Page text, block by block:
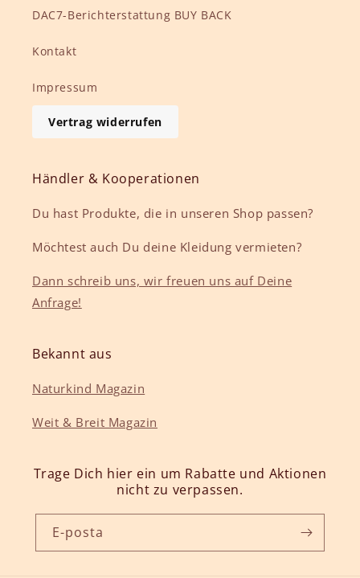
DAC7-Berichterstattung BUY BACK
Kontakt
Impressum
Vertrag widerrufen
Händler & Kooperationen
Du hast Produkte, die in unseren Shop passen?
Möchtest auch Du deine Kleidung vermieten?
Dann schreib uns, wir freuen uns auf Deine
Anfrage!
Bekannt aus
Naturkind Magazin
Weit & Breit Magazin
Trage Dich hier ein um Rabatte und Aktionen
nicht zu verpassen.
E-posta